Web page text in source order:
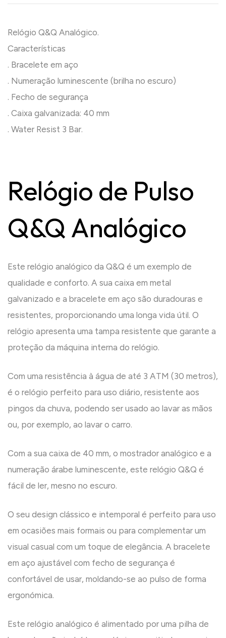
Relógio Q&Q Analógico.
Características
. Bracelete em aço
. Numeração luminescente (brilha no escuro)
. Fecho de segurança
. Caixa galvanizada: 40 mm
. Water Resist 3 Bar.
Relógio de Pulso
Q&Q Analógico
Este relógio analógico da Q&Q é um exemplo de
qualidade e conforto. A sua caixa em metal
galvanizado e a bracelete em aço são duradouras e
resistentes, proporcionando uma longa vida útil. O
relógio apresenta uma tampa resistente que garante a
proteção da máquina interna do relógio.
Com uma resistência à água de até 3 ATM (30 metros),
é o relógio perfeito para uso diário, resistente aos
pingos da chuva, podendo ser usado ao lavar as mãos
ou, por exemplo, ao lavar o carro.
Com a sua caixa de 40 mm, o mostrador analógico e a
numeração árabe luminescente, este relógio Q&Q é
fácil de ler, mesno no escuro.
O seu design clássico e intemporal é perfeito para uso
em ocasiões mais formais ou para complementar um
visual casual com um toque de elegância. A bracelete
em aço ajustável com fecho de segurança é
confortável de usar, moldando-se ao pulso de forma
ergonómica.
Este relógio analógico é alimentado por uma pilha de